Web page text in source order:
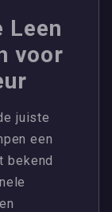
Leen
voor
juiste
een
bekend